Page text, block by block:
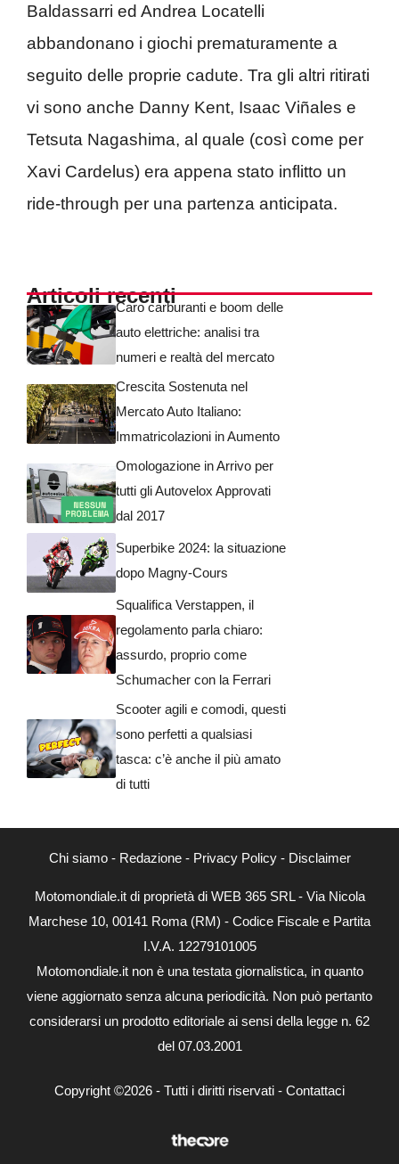
Baldassarri ed Andrea Locatelli
abbandonano i giochi prematuramente a
seguito delle proprie cadute. Tra gli altri ritirati
vi sono anche Danny Kent, Isaac Viñales e
Tetsuta Nagashima, al quale (così come per
Xavi Cardelus) era appena stato inflitto un
ride-through per una partenza anticipata.
Articoli recentiCaro carburanti e boom delle
auto elettriche: analisi tra
numeri e realtà del mercato
Crescita Sostenuta nel
Mercato Auto Italiano:
Immatricolazioni in Aumento
Omologazione in Arrivo per
tutti gli Autovelox Approvati
dal 2017
Superbike 2024: la situazione
dopo Magny-Cours
Squalifica Verstappen, il
regolamento parla chiaro:
assurdo, proprio come
Schumacher con la Ferrari
Scooter agili e comodi, questi
sono perfetti a qualsiasi
tasca: c’è anche il più amato
di tutti
Chi siamo- Redazione- Privacy Policy- Disclaimer
Motomondiale.it di proprietà di WEB 365 SRL - Via Nicola
Marchese 10, 00141 Roma (RM) - Codice Fiscale e Partita
I.V.A. 12279101005
Motomondiale.it non è una testata giornalistica, in quanto
viene aggiornato senza alcuna periodicità. Non può pertanto
considerarsi un prodotto editoriale ai sensi della legge n. 62
del 07.03.2001
Copyright ©2026 - Tutti i diritti riservati - Contattaci